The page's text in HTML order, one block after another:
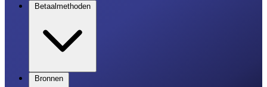
Betaalmethoden
Bronnen